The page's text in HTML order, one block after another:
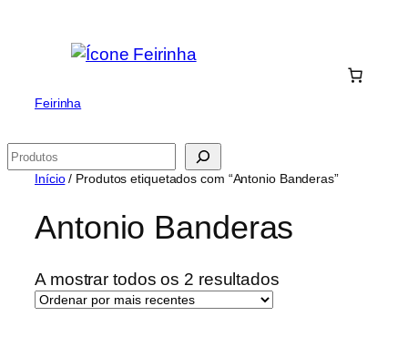
Feirinha
Pesquisar
Início/ Produtos etiquetados com “Antonio Banderas”
Antonio Banderas
A mostrar todos os 2 resultadosOrdenado